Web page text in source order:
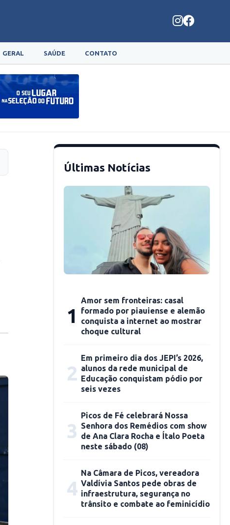
GERAL SAÚDE CONTATO
Últimas Notícias
1
Amor sem fronteiras: casal
formado por piauiense e alemão
conquista a internet ao mostrar
choque cultural
2
Em primeiro dia dos JEPI’s 2026,
alunos da rede municipal de
Educação conquistam pódio por
seis vezes
3
Picos de Fé celebrará Nossa
Senhora dos Remédios com show
de Ana Clara Rocha e Ítalo Poeta
neste sábado (08)
4
Na Câmara de Picos, vereadora
Valdívia Santos pede obras de
infraestrutura, segurança no
trânsito e combate ao feminicídio